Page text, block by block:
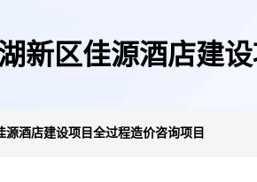
新区佳源酒店建
源酒店建设项目全过程造价咨询项目